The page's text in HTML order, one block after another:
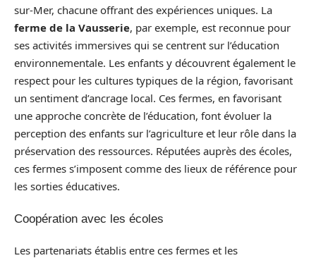
sur-Mer, chacune offrant des expériences uniques. La
ferme de la Vausserie, par exemple, est reconnue pour
ses activités immersives qui se centrent sur l’éducation
environnementale. Les enfants y découvrent également le
respect pour les cultures typiques de la région, favorisant
un sentiment d’ancrage local. Ces fermes, en favorisant
une approche concrète de l’éducation, font évoluer la
perception des enfants sur l’agriculture et leur rôle dans la
préservation des ressources. Réputées auprès des écoles,
ces fermes s’imposent comme des lieux de référence pour
les sorties éducatives.
Coopération avec les écoles
Les partenariats établis entre ces fermes et les